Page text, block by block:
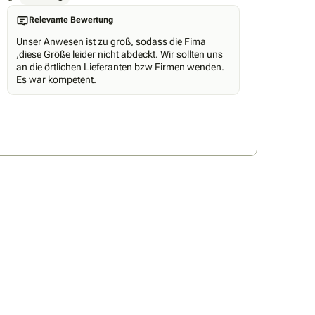
Relevante Bewertung
Unser Anwesen ist zu groß, sodass die Fima
,diese Größe leider nicht abdeckt. Wir sollten uns
an die örtlichen Lieferanten bzw Firmen wenden.
Es war kompetent.